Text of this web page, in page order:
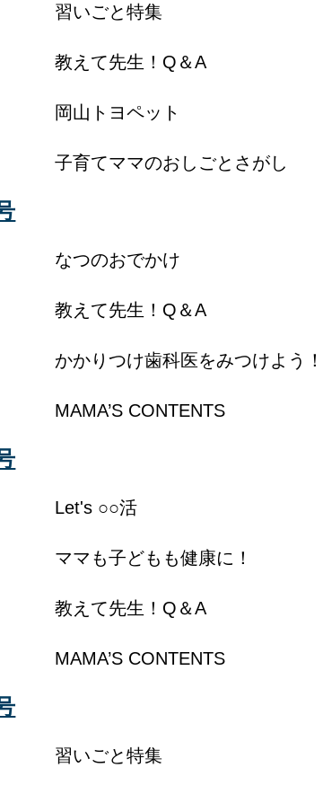
習いごと特集
教えて先生！Q＆A
岡山トヨペット
子育てママのおしごとさがし
なつのおでかけ
教えて先生！Q＆A
かかりつけ歯科医をみつけよう！
MAMA’S CONTENTS
Let's ○○活
ママも子どもも健康に！
教えて先生！Q＆A
MAMA’S CONTENTS
習いごと特集